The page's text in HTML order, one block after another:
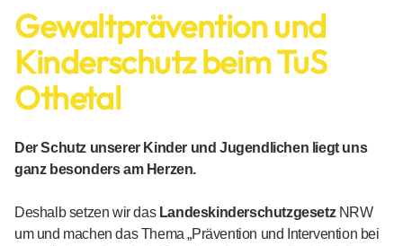
Gewaltprävention und
Kinderschutz beim TuS
Othetal
Der Schutz unserer Kinder und Jugendlichen liegt uns
ganz besonders am Herzen.
Deshalb setzen wir das Landeskinderschutzgesetz NRW
um und machen das Thema „Prävention und Intervention bei